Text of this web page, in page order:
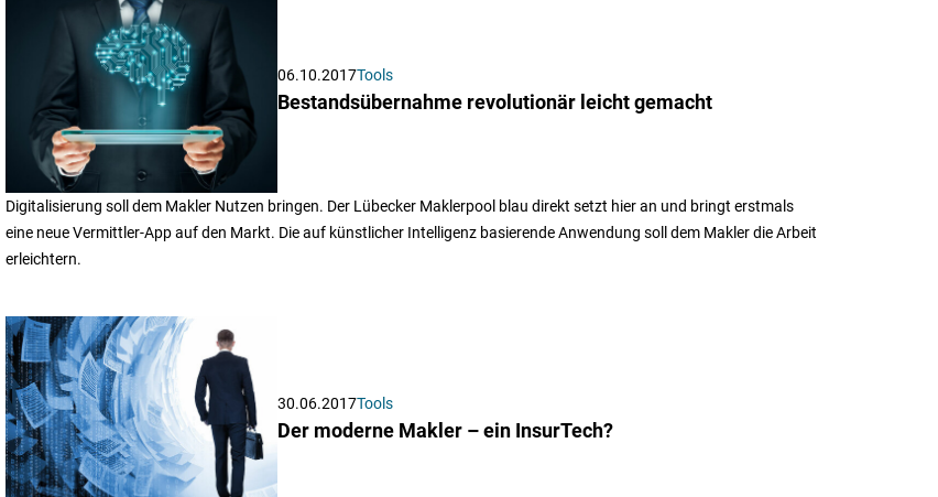
06.10.2017Tools
Bestandsübernahme revolutionär leicht gemacht
Digitalisierung soll dem Makler Nutzen bringen. Der Lübecker Maklerpool blau direkt setzt hier an und bringt erstmals
eine neue Vermittler-App auf den Markt. Die auf künstlicher Intelligenz basierende Anwendung soll dem Makler die Arbeit
erleichtern.
30.06.2017Tools
Der moderne Makler – ein InsurTech?